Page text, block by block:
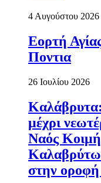
4 Αυγούστου 2026
Εορτή
Ποντια
26 Ιουλίου 2026
Καλάβρυτα:
μέχρι
Ναός
στην οροφή